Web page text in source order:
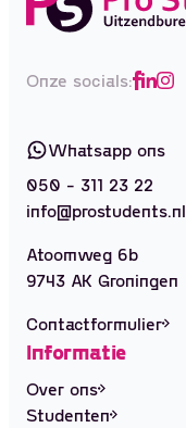
Onze socials:
Whatsapp ons
050 - 311 23 22
info@prostudents.nl
Atoomweg 6b
9743 AK Groningen
Contactformulier
Informatie
Over ons
Studenten